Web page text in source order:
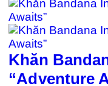
Khăn
“Adventure